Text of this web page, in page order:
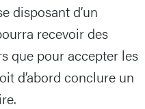
disposant d’un
recevoir des
que pour accepter les
d’abord conclure un